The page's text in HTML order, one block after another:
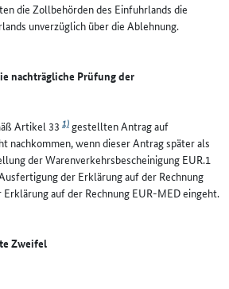
die Zollbehörden des Einfuhrlands die
unverzüglich über die Ablehnung.
nachträgliche Prüfung der
Artikel 33 1)gestellten Antrag auf
nachkommen, wenn dieser Antrag später als
der Warenverkehrsbescheinigung EUR.1
der Erklärung auf der Rechnung
auf der Rechnung EUR-MED eingeht.
Zweifel